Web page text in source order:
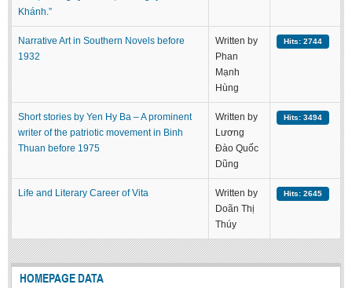
Khánh.”
Narrative Art in Southern Novels before
1932
Written by
Phan
Mạnh
Hùng
Hits: 2744
Short stories by Yen Hy Ba – A prominent
writer of the patriotic movement in Binh
Thuan before 1975
Written by
Lương
Đào Quốc
Dũng
Hits: 3494
Life and Literary Career of Vita
Written by
Doãn Thị
Thúy
Hits: 2645
HOMEPAGE DATA